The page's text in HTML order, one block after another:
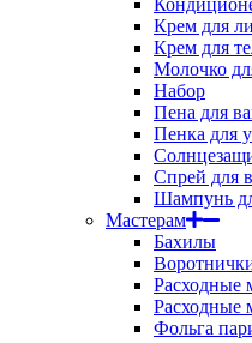
Крем для
Крем для
Молочко
Набор
Пена для
Пенка для
Спрей для
Шампунь
Мастерам
Бахилы
Расходные
Расходные
Фольга